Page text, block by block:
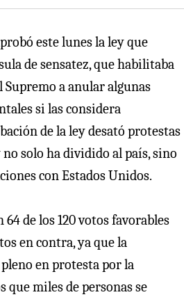
este lunes la ley que
de sensatez, que habilitaba
a anular algunas
si las considera
de la ley desató protestas
solo ha dividido al país, sino
con Estados Unidos.
de los 120 votos favorables
en contra, ya que la
en protesta por la
miles de personas se